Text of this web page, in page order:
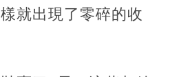
就出現了零碎的收